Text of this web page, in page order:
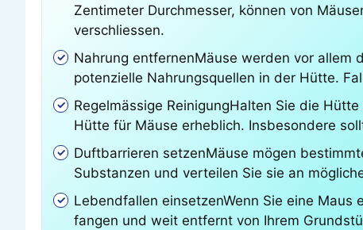
Zentimeter Durchmesser, können von
verschliessen.
Nahrung entfernenMäuse werden vor allem
potenzielle Nahrungsquellen in der Hütte.
Regelmässige ReinigungHalten Sie die
Hütte für Mäuse erheblich. Insbesondere
Duftbarrieren setzenMäuse mögen
Substanzen und verteilen Sie sie an
Lebendfallen einsetzenWenn Sie eine
fangen und weit entfernt von Ihrem